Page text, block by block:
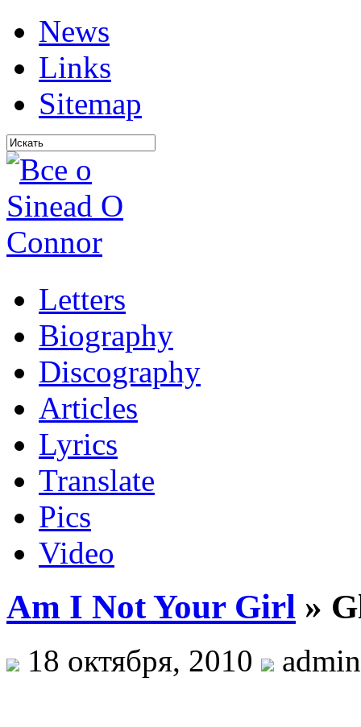
News
Links
Sitemap
Letters
Biography
Discography
Articles
Lyrics
Translate
Pics
Video
Am I Not Your Girl »
18 октября, 2010 admin